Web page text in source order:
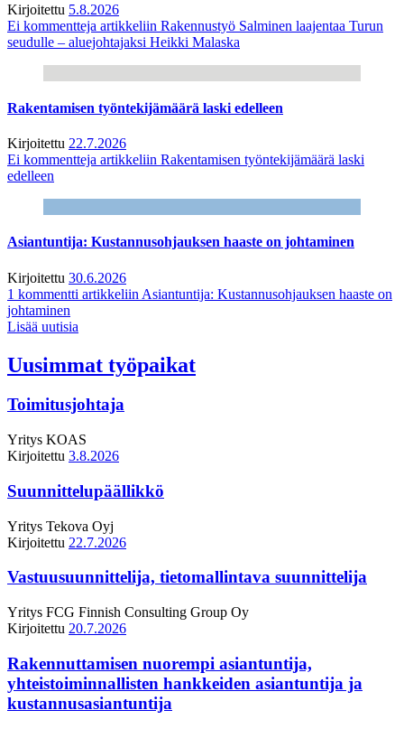
Kirjoitettu 5.8.2026
Ei kommentteja artikkeliin Rakennustyö Salminen laajentaa Turun
seudulle – aluejohtajaksi Heikki Malaska
Rakentamisen työntekijämäärä laski edelleen
Kirjoitettu 22.7.2026
Ei kommentteja artikkeliin Rakentamisen työntekijämäärä laski
edelleen
Asiantuntija: Kustannusohjauksen haaste on johtaminen
Kirjoitettu 30.6.2026
1 kommentti artikkeliin Asiantuntija: Kustannusohjauksen haaste on
johtaminen
Lisää uutisia
Uusimmat työpaikat
Toimitusjohtaja
Yritys KOAS
Kirjoitettu 3.8.2026
Suunnittelupäällikkö
Yritys Tekova Oyj
Kirjoitettu 22.7.2026
Vastuusuunnittelija, tietomallintava suunnittelija
Yritys FCG Finnish Consulting Group Oy
Kirjoitettu 20.7.2026
Rakennuttamisen nuorempi asiantuntija,
yhteistoiminnallisten hankkeiden asiantuntija ja
kustannusasiantuntija